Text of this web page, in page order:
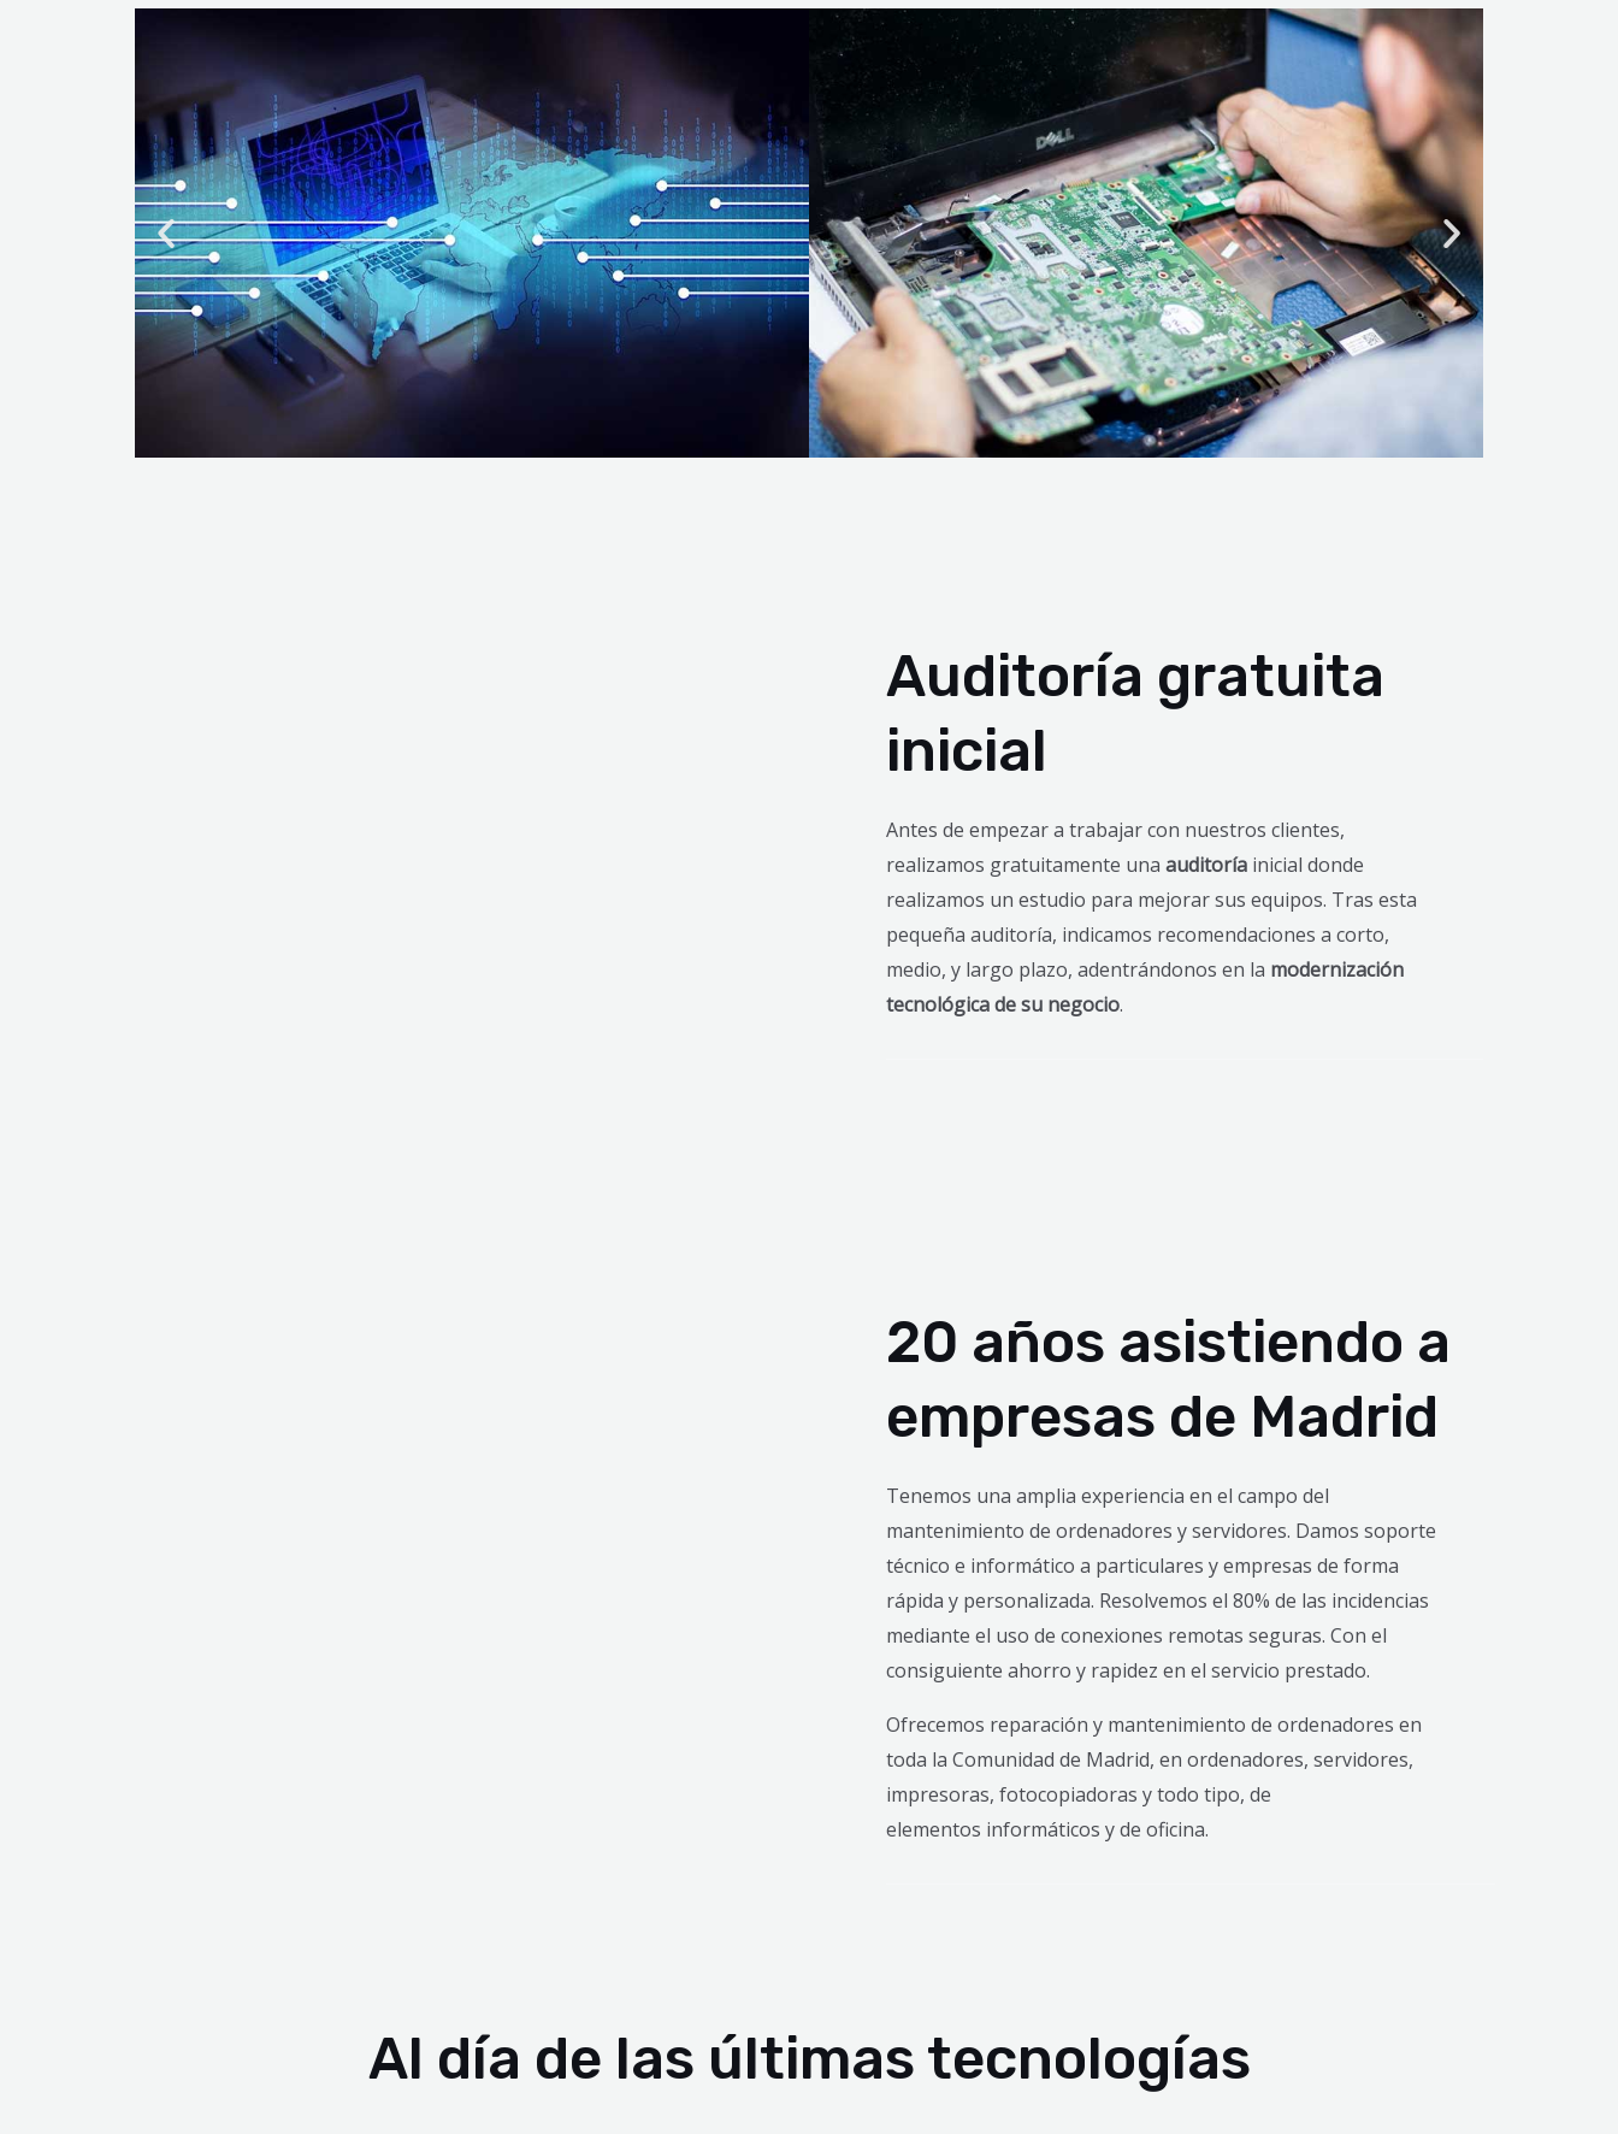
Auditoría gratuita
inicial
Antes de empezar a trabajar con nuestros clientes,
realizamos gratuitamente una auditoría inicial donde
realizamos un estudio para mejorar sus equipos. Tras esta
pequeña auditoría, indicamos recomendaciones a corto,
medio, y largo plazo, adentrándonos en la modernización
tecnológica de su negocio.
20 años asistiendo a
empresas de Madrid
Tenemos una amplia experiencia en el campo del
mantenimiento de ordenadores y servidores. Damos soporte
técnico e informático a particulares y empresas de forma
rápida y personalizada. Resolvemos el 80% de las incidencias
mediante el uso de conexiones remotas seguras. Con el
consiguiente ahorro y rapidez en el servicio prestado.
Ofrecemos reparación y mantenimiento de ordenadores en
toda la Comunidad de Madrid, en ordenadores, servidores,
impresoras, fotocopiadoras y todo tipo, de
elementos informáticos y de oficina.
Al día de las últimas tecnologías